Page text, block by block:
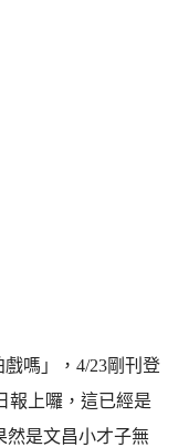
嗎」，4/23剛刊登
報上囉，這已經是
然是文昌小才子無